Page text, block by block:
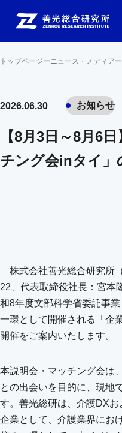
トップページーニュース・メディアー
2026.06.30 お知らせ
【8月3日～8月6
チング会inタイ」
株式会社善光総合研究所
22、代表取締役社長：宮本
和8年度文部科学省委託事
一環として開催される「企
開催をご案内いたします。
本説明会・マッチング会は
との出会いを目的に、現地
す。善光総研は、介護DX
企業として、介護業界にお